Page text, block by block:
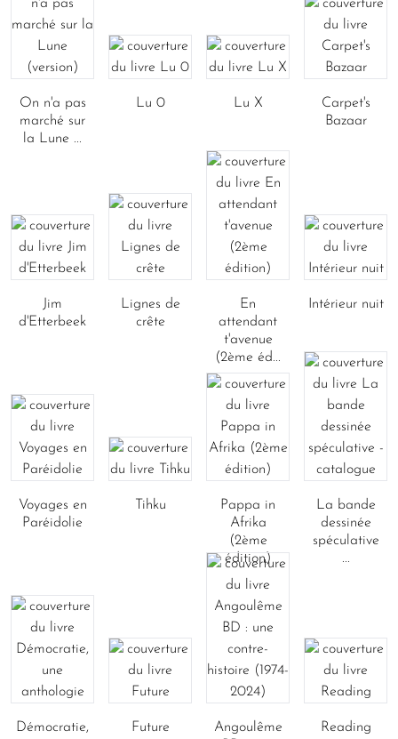
On n'a pas
marché sur
la Lune ...
Lu 0 Lu X
Carpet's
Bazaar
Jim
d'Etterbeek
Lignes de
crête
En
attendant
t'avenue
(2ème éd...
Intérieur nuit
Voyages en
Paréidolie
Tihku
Pappa in
Afrika
(2ème
édition)
La bande
dessinée
spéculative
...
Démocratie,
Future
Angoulême
Reading